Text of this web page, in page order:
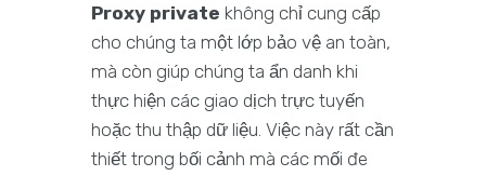
Proxy private không chỉ cung cấp
cho chúng ta một lớp bảo vệ an toàn,
mà còn giúp chúng ta ẩn danh khi
thực hiện các giao dịch trực tuyến
hoặc thu thập dữ liệu. Việc này rất cần
thiết trong bối cảnh mà các mối đe